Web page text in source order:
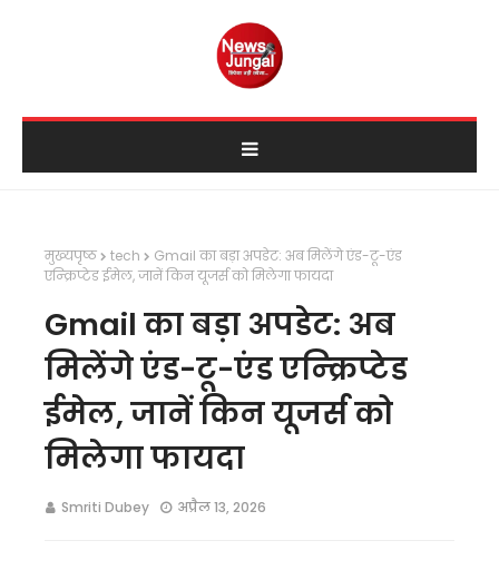
मुख्यपृष्ठ tech
Gmail का बड़ा अपडेट: अब मिलेंगे एंड-टू-एंड
एन्क्रिप्टेड ईमेल, जानें किन यूजर्स को मिलेगा फायदा
Gmail का बड़ा अपडेट: अब
मिलेंगे एंड-टू-एंड एन्क्रिप्टेड
ईमेल, जानें किन यूजर्स को
मिलेगा फायदा
Smriti Dubey अप्रैल 13, 2026